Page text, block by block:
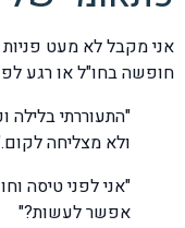
אני מקבל לא מעט
חופשה בחו"ל או רגע
"התעוררתי בלילה
ולא מצליחה
"אני לפני טיסה
אפשר לעשות?"